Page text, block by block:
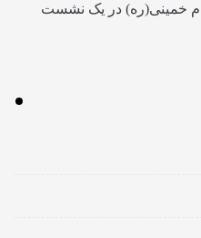
خمینی(ره) در یک نشست